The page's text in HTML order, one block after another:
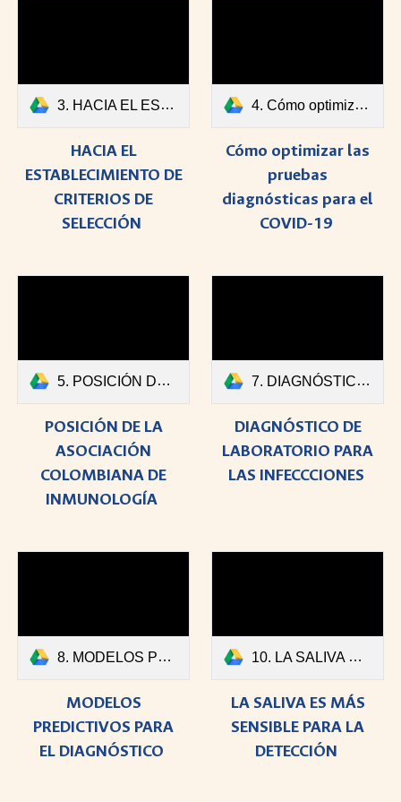
3. HACIA EL ESTABLECIMIENTO DE CRITERIOS DE SELECCIÓN.pdf
HACIA EL
ESTABLECIMIENTO DE
CRITERIOS DE
SELECCIÓN
4. Cómo optimizar las pruebas diagnósticas para el COVID-19.pdf
Cómo optimizar las
pruebas
diagnósticas para el
COVID-19
5. POSICIÓN DE LA ASOCIACIÓN COLOMBIANA DE INMUNOLOGÍA.pdf
POSICIÓN DE LA
ASOCIACIÓN
COLOMBIANA DE
INMUNOLOGÍA
7. DIAGNÓSTICO DE LABORATORIO PARA LAS INFECCCIONES.pdf
DIAGNÓSTICO DE
LABORATORIO PARA
LAS INFECCCIONES
8. MODELOS PREDICTIVOS PARA EL DIAGNÓSTICO.pdf
MODELOS
PREDICTIVOS PARA
EL DIAGNÓSTICO
10. LA SALIVA ES MÁS SENSIBLE PARA LA DETECCIÓN.pdf
LA SALIVA ES MÁS
SENSIBLE PARA LA
DETECCIÓN